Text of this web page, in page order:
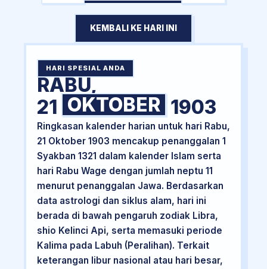
KEMBALI KE HARI INI
HARI SPESIAL ANDA
RABU,
21 OKTOBER 1903
Ringkasan kalender harian untuk hari Rabu,
21 Oktober 1903 mencakup penanggalan 1
Syakban 1321 dalam kalender Islam serta
hari Rabu Wage dengan jumlah neptu 11
menurut penanggalan Jawa. Berdasarkan
data astrologi dan siklus alam, hari ini
berada di bawah pengaruh zodiak Libra,
shio Kelinci Api, serta memasuki periode
Kalima pada Labuh (Peralihan). Terkait
keterangan libur nasional atau hari besar,